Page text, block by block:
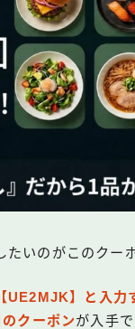
いのがこのクーポ
【UE2MJK】と入力
クーポンが入手で